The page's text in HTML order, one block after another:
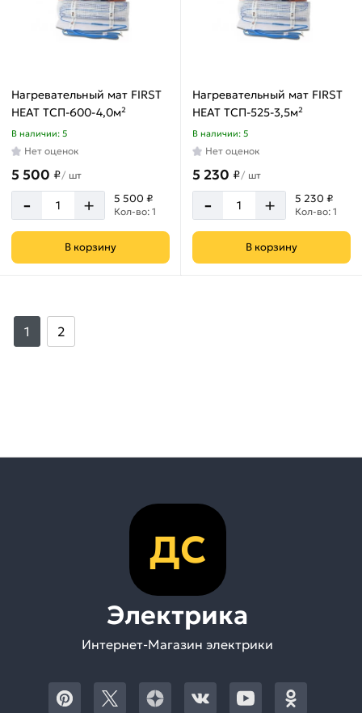
Нагревательный мат FIRST
HEAT ТСП-600-4,0м²
В наличии: 5
Нет оценок
5 500 ₽/ шт
- + 5 500 ₽
Кол-во: 1
В корзину
Нагревательный мат FIRST
HEAT ТСП-525-3,5м²
В наличии: 5
Нет оценок
5 230 ₽/ шт
- + 5 230 ₽
Кол-во: 1
В корзину
1 2
ДС
Электрика
Интернет-Магазин электрики